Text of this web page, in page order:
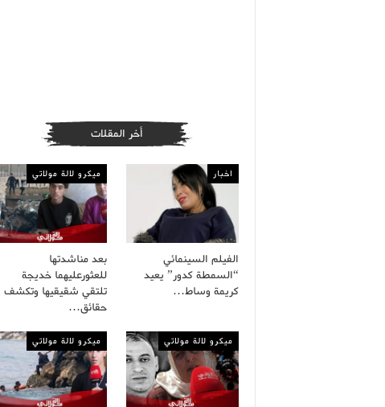
أخر المقلات
اخبار
الفيلم السينمائي
“السمطة كدور” يعيد
كريمة وساط…
ميكرو لالة مولاتي
بعد مناشدتها
للعثورعليهما خديجة
تلتقي شقيقيها وتكشف
حقائق…
ميكرو لالة مولاتي ميكرو لالة مولاتي